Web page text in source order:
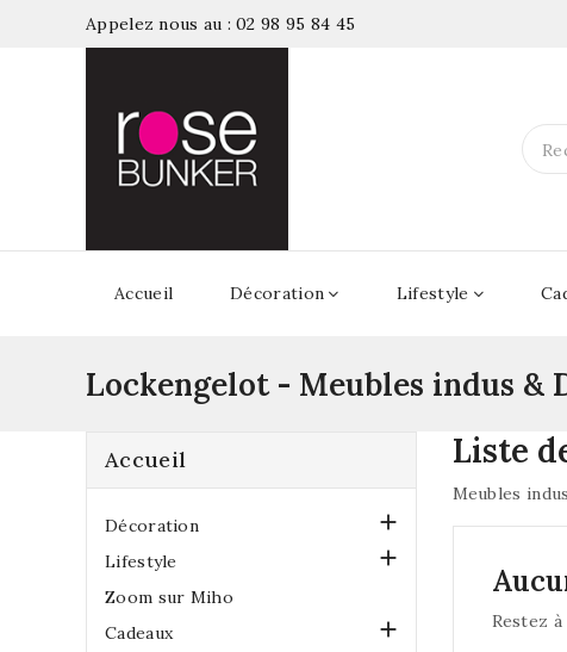
Appelez nous au : 02 98 95 84 45
Accueil Décoration Lifestyle
Lockengelot - Meubles indus &
Accueil
Décoration 
Lifestyle 
Zoom sur Miho
Cadeaux

Liste
Meubles
Restez